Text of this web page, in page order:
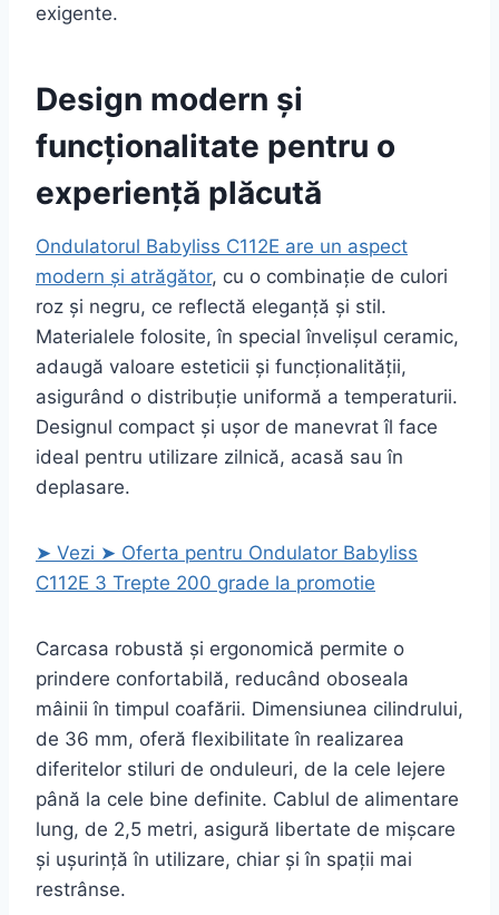
exigente.
Design modern și
funcționalitate pentru o
experiență plăcută
Ondulatorul Babyliss C112E are un aspect
modern și atrăgător, cu o combinație de culori
roz și negru, ce reflectă eleganță și stil.
Materialele folosite, în special învelișul ceramic,
adaugă valoare esteticii și funcționalității,
asigurând o distribuție uniformă a temperaturii.
Designul compact și ușor de manevrat îl face
ideal pentru utilizare zilnică, acasă sau în
deplasare.
➤ Vezi ➤ Oferta pentru Ondulator Babyliss
C112E 3 Trepte 200 grade la promotie
Carcasa robustă și ergonomică permite o
prindere confortabilă, reducând oboseala
mâinii în timpul coafării. Dimensiunea cilindrului,
de 36 mm, oferă flexibilitate în realizarea
diferitelor stiluri de onduleuri, de la cele lejere
până la cele bine definite. Cablul de alimentare
lung, de 2,5 metri, asigură libertate de mișcare
și ușurință în utilizare, chiar și în spații mai
restrânse.